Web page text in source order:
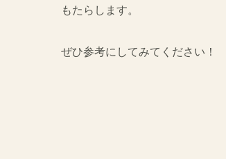
もたらします。
ぜひ参考にしてみてください！